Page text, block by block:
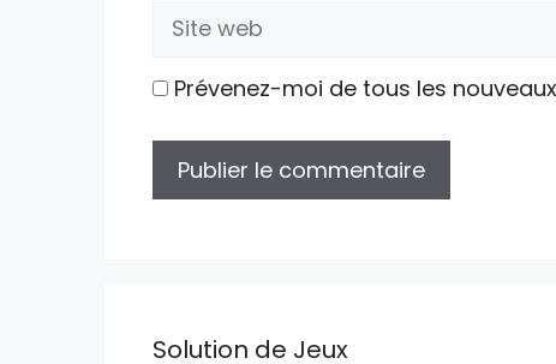
Site
Prévenez-moi de tous les
Solution de Jeux